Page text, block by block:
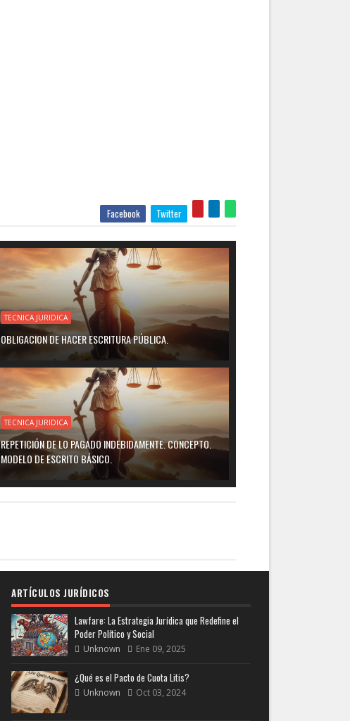
Facebook Twitter
TECNICA JURIDICA
OBLIGACION DE HACER ESCRITURA PÚBLICA.
TECNICA JURIDICA
REPETICIÓN DE LO PAGADO INDEBIDAMENTE. CONCEPTO.
MODELO DE ESCRITO BÁSICO.
ARTÍCULOS JURÍDICOS
Lawfare: La Estrategia Jurídica que Redefine el
Poder Político y Social
Unknown Ene 09, 2025
¿Qué es el Pacto de Cuota Litis?
Unknown Oct 03, 2024